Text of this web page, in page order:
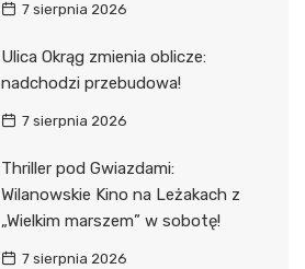
7 sierpnia 2026
Ulica Okrąg zmienia oblicze:
nadchodzi przebudowa!
7 sierpnia 2026
Thriller pod Gwiazdami:
Wilanowskie Kino na Leżakach z
„Wielkim marszem” w sobotę!
7 sierpnia 2026